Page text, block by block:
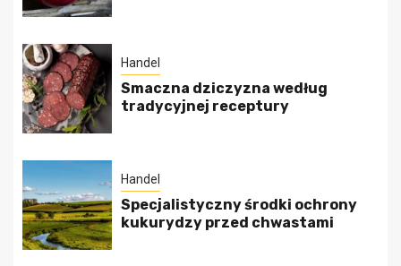
Handel
Smaczna dziczyzna według
tradycyjnej receptury
Handel
Specjalistyczny środki ochrony
kukurydzy przed chwastami